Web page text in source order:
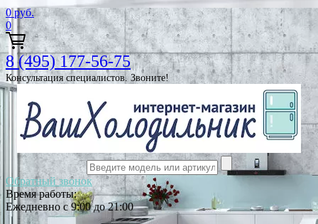
0 руб.
0
8 (495) 177-56-75
Консультация специалистов. Звоните!
Обратный звонок
Время работы:
Ежедневно с 9:00 до 21:00